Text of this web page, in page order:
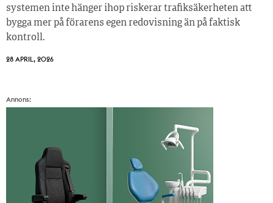
systemen inte hänger ihop riskerar trafiksäkerheten att
bygga mer på förarens egen redovisning än på faktisk
kontroll.
28 APRIL, 2026
Annons: